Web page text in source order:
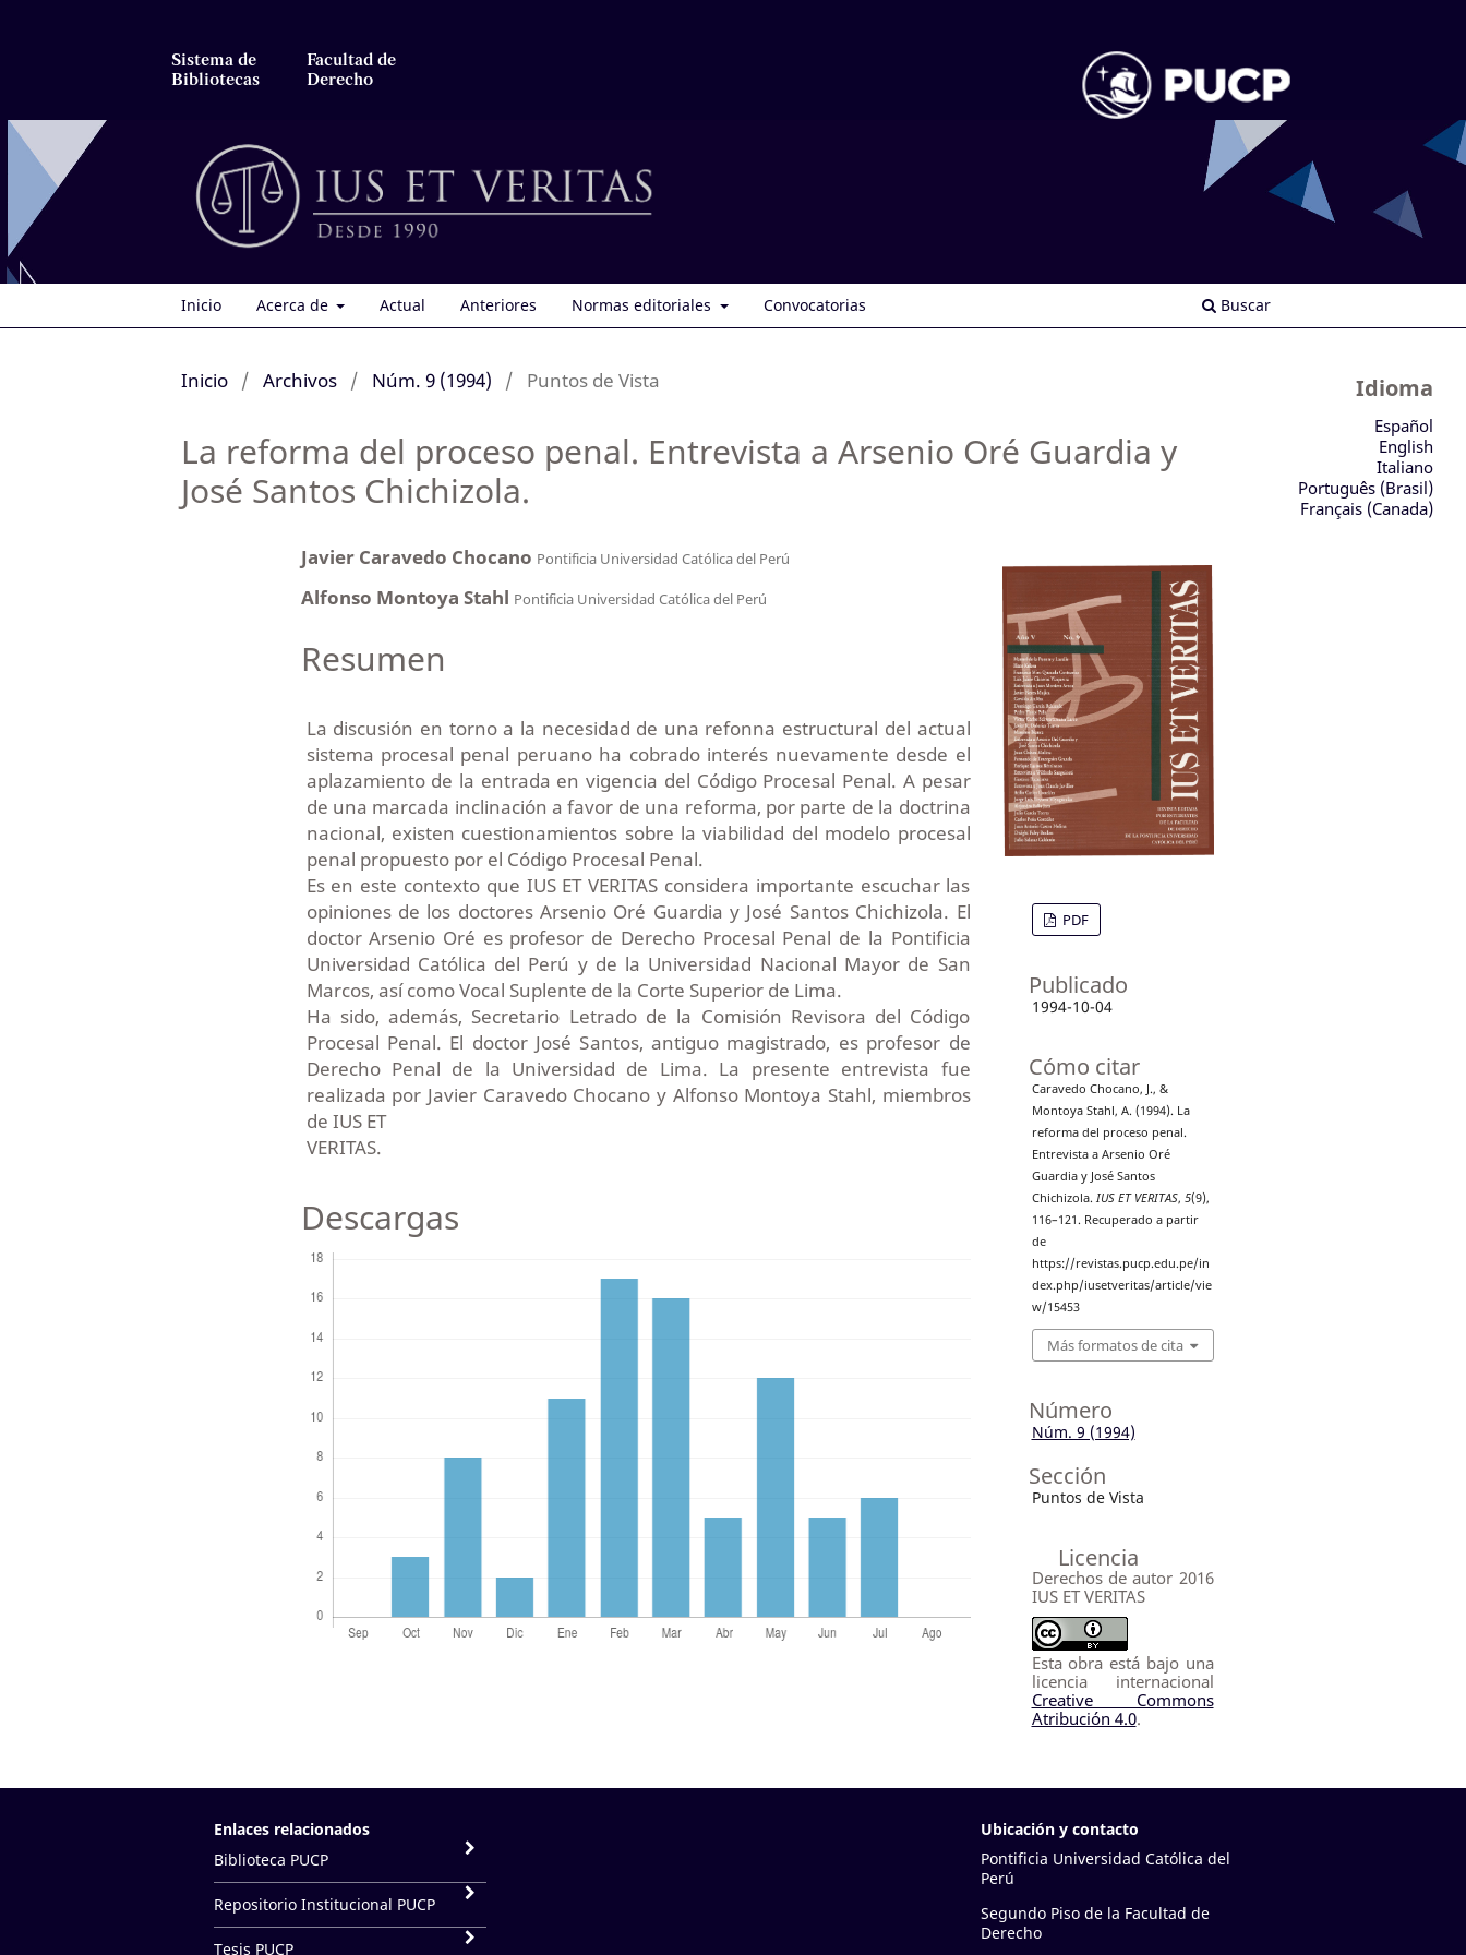
Sistema de
Bibliotecas
Facultad de
Derecho
Inicio Acerca de Actual Anteriores Normas editoriales Convocatorias Buscar
Inicio / Archivos / Núm. 9 (1994) / Puntos de Vista
La reforma del proceso penal. Entrevista a Arsenio Oré Guardia y
José Santos Chichizola.
Javier Caravedo Chocano Pontificia Universidad Católica del Perú
Alfonso Montoya Stahl Pontificia Universidad Católica del Perú
Resumen
La discusión en torno a la necesidad de una refonna estructural del actual
sistema procesal penal peruano ha cobrado interés nuevamente desde el
aplazamiento de la entrada en vigencia del Código Procesal Penal. A pesar
de una marcada inclinación a favor de una reforma, por parte de la doctrina
nacional, existen cuestionamientos sobre la viabilidad del modelo procesal
penal propuesto por el Código Procesal Penal.
Es en este contexto que IUS ET VERITAS considera importante escuchar las
opiniones de los doctores Arsenio Oré Guardia y José Santos Chichizola. El
doctor Arsenio Oré es profesor de Derecho Procesal Penal de la Pontificia
Universidad Católica del Perú y de la Universidad Nacional Mayor de San
Marcos, así como Vocal Suplente de la Corte Superior de Lima.
Ha sido, además, Secretario Letrado de la Comisión Revisora del Código
Procesal Penal. El doctor José Santos, antiguo magistrado, es profesor de
Derecho Penal de la Universidad de Lima. La presente entrevista fue
realizada por Javier Caravedo Chocano y Alfonso Montoya Stahl, miembros
de IUS ET
VERITAS.
Descargas
PDF
Publicado
1994-10-04
Cómo citar
Caravedo Chocano, J., &
Montoya Stahl, A. (1994). La
reforma del proceso penal.
Entrevista a Arsenio Oré
Guardia y José Santos
Chichizola. IUS ET VERITAS, 5(9),
116–121. Recuperado a partir
de
https://revistas.pucp.edu.pe/in
dex.php/iusetveritas/article/vie
w/15453
Más formatos de cita
Número
Núm. 9 (1994)
Sección
Puntos de Vista
Licencia
Derechos de autor 2016
IUS ET VERITAS
Esta obra está bajo una
licencia internacional
Creative Commons
Atribución 4.0.
Idioma
Español
English
Italiano
Português (Brasil)
Français (Canada)
Enlaces relacionados
Biblioteca PUCP
Repositorio Institucional PUCP
Tesis PUCP
Ubicación y contacto
Pontificia Universidad Católica del
Perú
Segundo Piso de la Facultad de
Derecho